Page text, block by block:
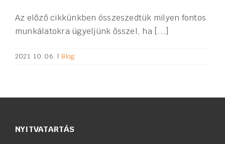
Az előző cikkünkben összeszedtük milyen fontos
munkálatokra ügyeljünk ősszel, ha [...]
2021. 10. 06. | Blog
NYITVATARTÁS